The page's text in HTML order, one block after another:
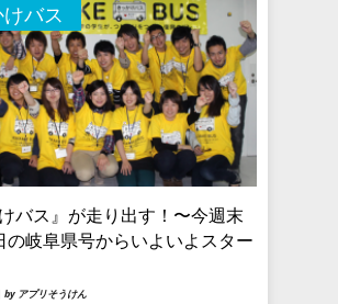
バス
バス』が走り出す！〜今週末
の岐阜県号からいよいよスター
by アプリそうけん